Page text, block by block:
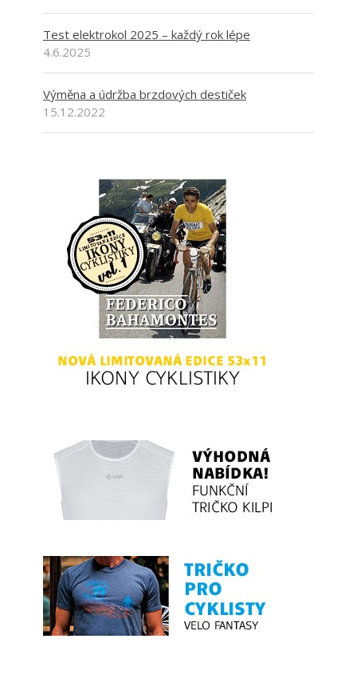
Test elektrokol 2025 – každý rok lépe
4.6.2025
Výměna a údržba brzdových destiček
15.12.2022